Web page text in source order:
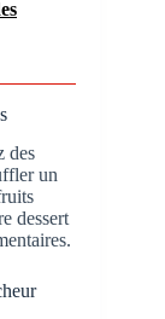
des
un
dessert